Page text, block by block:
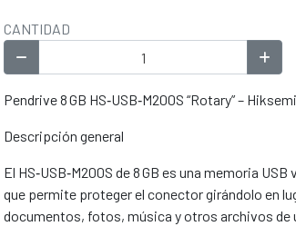
CANTIDAD
Pendrive 8 GB HS‑USB‑M200S “Rotary” – Hiksemi
Descripción general
El HS‑USB‑M200S de 8 GB es una memoria
que permite proteger el conector girándolo en
documentos, fotos, música y otros archivos de